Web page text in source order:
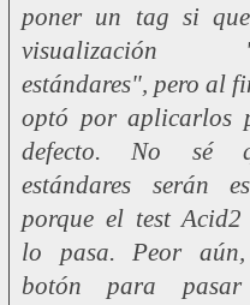
poner un tag si
visualización
estándares", pero al
optó por aplicarlos
defecto. No sé
estándares serán
porque el test
lo pasa. Peor
botón para